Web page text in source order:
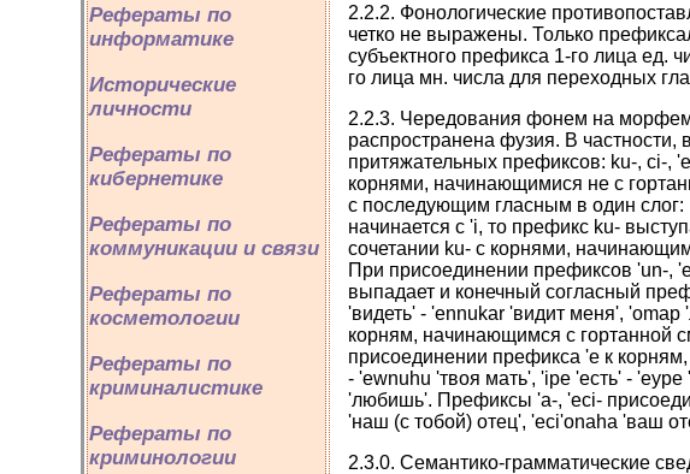
Рефераты по
информатике
Исторические
личности
Рефераты по
кибернетике
Рефераты по
коммуникации и связи
Рефераты по
косметологии
Рефераты по
криминалистике
Рефераты по
криминологии
2.2.2. Фонологические
четко не выражены. Только
субъектного префикса 1-го лица ед.
го лица мн. числа для переходных
2.2.3. Чередования фонем на
распространена фузия. В
притяжательных префиксов: ku-, ci-,
корнями, начинающимися не с
с последующим гласным в один слог:
начинается с 'i, то префикс ku-
сочетании ku- с корнями,
При присоединении префиксов 'un-,
выпадает и конечный согласный
'видеть' - 'ennukar 'видит меня',
корням, начинающимся с гортанной
присоединении префикса 'e к
- 'ewnuhu 'твоя мать', 'ipe 'есть' -
'любишь'. Префиксы 'a-, 'eci-
'наш (с тобой) отец', 'eci'onaha 'ваш
2.3.0. Семантико-грамматические